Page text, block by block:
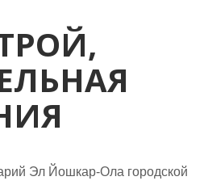
Эл Йошкар-Ола городской